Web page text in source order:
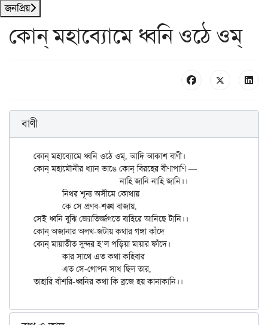
জনপ্রিয়
কোন্ মহাব্যোমে ধ্বনি ওঠে ওম্
বাণী
কোন্ মহাব্যোমে ধ্বনি ওঠে ওম্, আদি আকাশ বাণী।
কোন্ মহামৌনীর ধ্যান ভাঙে কোন্ বিরহের বীণাপাণি —
			নাহি জানি নাহি জানি।।
	নিথর শূন্য অসীমে কোথায়
সেই ধ্বনি বুঝি জ্যোতির্জ্জগতে বাহিরে আনিছে টানি।।
কোন্ অজানার অলখ-জটায় কথার গঙ্গা কাঁদে
কোন্ মায়াতীত সুন্দর হ’ল পড়িয়া মায়ার ফাঁদে।
	কার সাথে এত কথা কহিবার